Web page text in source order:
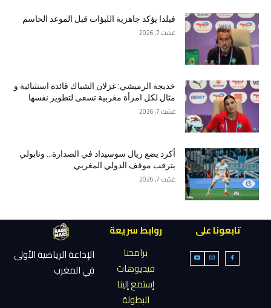
فيلدا يؤكد جاهزية اللبؤات قبل الموعد الحاسم
غشت 7, 2026
خديجة الرميشي: غزلان الشباك قائدة استثنائية و
مثال لكل امرأة مغربية تسعى لتطوير نفسها
غشت 7, 2026
أكرد يضع ريال سوسيداد في الصدارة… ونابولي
يترقب موقف الدولي المغربي
غشت 7, 2026
تابعونا على
روابط سريعة
برامجنا
فيديوهات
إستمع إلينا
البطولة
الإذاعة الرياضية الأولى
في المغرب